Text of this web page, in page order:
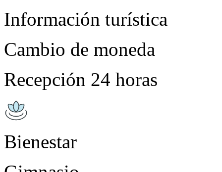
Información turística
Cambio de moneda
Recepción 24 horas
Bienestar